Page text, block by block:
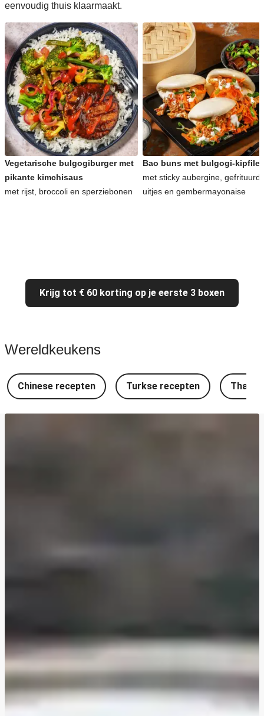
eenvoudig thuis klaarmaakt.
Vegetarische bulgogiburger met
pikante kimchisaus
met rijst, broccoli en sperziebonen
Bao buns met bulgogi-kipfilet
met sticky aubergine,
uitjes en gembermayonaise
Krijg tot € 60 korting op je eerste 3 boxen
Wereldkeukens
Chinese recepten Turkse recepten Thaise